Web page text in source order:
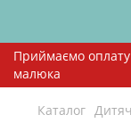
Приймаємо
малюка
Каталог